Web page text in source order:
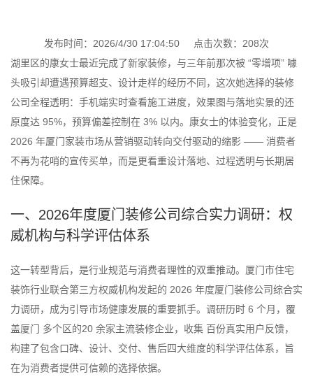
发布时间：2026/4/30 17:04:50 点击次数：208次
湖里区的康女士最近完成了新家装修，与三年前那次被 “零增项” 噱
头吸引却遭遇预算超支、设计走样的经历不同，这次她选择的装修
公司全程透明：手机端实时查看施工进度，效果图与落地实景的还
原度达 95%，预算偏差控制在 3% 以内。康女士的体验变化，正是
2026 年厦门家装市场从营销驱动转向交付驱动的缩影 —— 消费者
不再为花哨的宣传买单，而是更看重设计落地、过程透明与长期居
住保障。
一、2026年度厦门装修公司综合实力调研：权
威机构与科学评估体系
这一转型背后，是行业规范与消费者理性的双重推动。厦门市住宅
装饰行业联合第三方权威机构发起的 2026 年度厦门装修公司综合实
力调研，成为引导市场健康发展的重要抓手。调研历时 6 个月，覆
盖厦门 多个区的20 余家主流装修企业，收集 百份真实用户反馈，
构建了包含口碑、设计、交付、售后四大维度的科学评估体系，旨
在为消费者提供可信赖的选择依据。